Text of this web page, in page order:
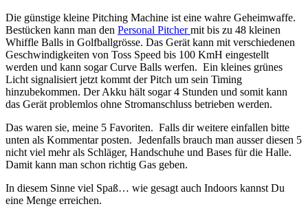
Die günstige kleine Pitching Machine ist eine wahre Geheimwaffe.
Bestücken kann man den Personal Pitchermit bis zu 48 kleinen
Whiffle Balls in Golfballgrösse. Das Gerät kann mit verschiedenen
Geschwindigkeiten von Toss Speed bis 100 KmH eingestellt
werden und kann sogar Curve Balls werfen. Ein kleines grünes
Licht signalisiert jetzt kommt der Pitch um sein Timing
hinzubekommen. Der Akku hält sogar 4 Stunden und somit kann
das Gerät problemlos ohne Stromanschluss betrieben werden.
Das waren sie, meine 5 Favoriten. Falls dir weitere einfallen bitte
unten als Kommentar posten. Jedenfalls brauch man ausser diesen 5
nicht viel mehr als Schläger, Handschuhe und Bases für die Halle.
Damit kann man schon richtig Gas geben.
In diesem Sinne viel Spaß… wie gesagt auch Indoors kannst Du
eine Menge erreichen.